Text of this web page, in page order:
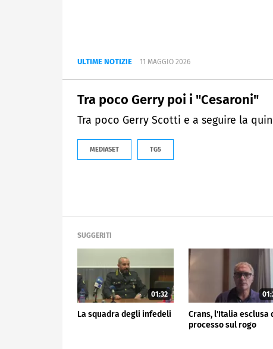
ULTIME NOTIZIE 11 MAGGIO 2026
Tra poco Gerry poi i "Cesaroni"
Tra poco Gerry Scotti e a seguire la
MEDIASET TG5
SUGGERITI
01:32
La squadra degli infedeli
Crans, l'Italia esclusa
processo sul rogo